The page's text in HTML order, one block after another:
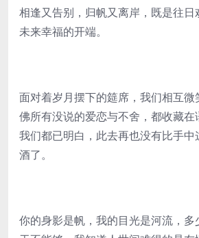
相逢又告别，归帆又离岸，既是往日
未来幸福的开端。
面对着岁月摆下的筵席，我们相互
佛所有没说的爱恋与不舍，都收藏在
我们都已明白，此去再也没有比手中
酒了。
你的身影是帆，我的目光是河流，多